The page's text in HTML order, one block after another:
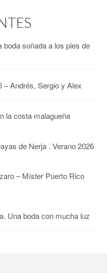
boda soñada a los pies de
– Andrés, Sergio y Alex
la costa malagueña
de Nerja . Verano 2026
– Míster Puerto Rico
Una boda con mucha luz